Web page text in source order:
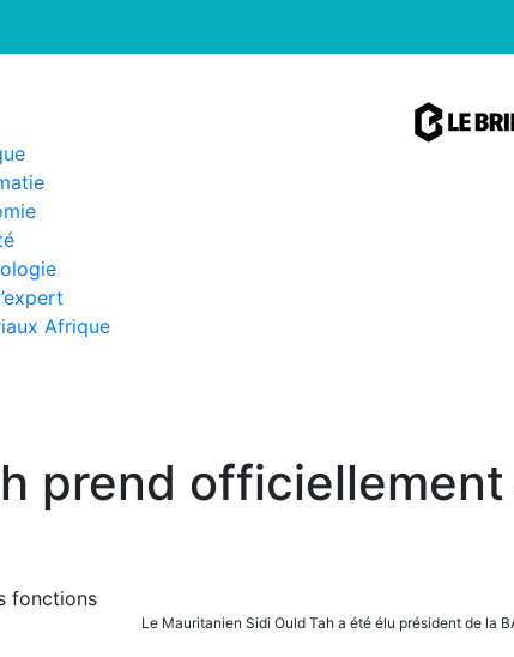
Afrique
prend
Le Mauritanien Sidi Ould Tah a été élu président de la